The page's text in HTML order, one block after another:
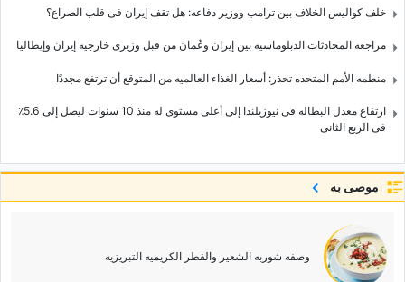
خلف کوالیس الخلاف بین ترامب ووزیر دفاعه: هل تقف إیران فی قلب الصراع؟
مراجعه المحادثات الدبلوماسیه بین إیران وعُمان من قبل وزیری خارجیه إیران وإیطالیا
منظمه الأمم المتحده تحذر: أسعار الغذاء العالمیه من المتوقع أن ترتفع مجددًا
ارتفاع معدل البطاله فی نیوزیلندا إلى أعلى مستوى له منذ 10 سنوات لیصل إلى 5.6٪
فی الربع الثانی
موصى به
وصفه شوربه الشعیر والفطر الکریمیه التبریزیه